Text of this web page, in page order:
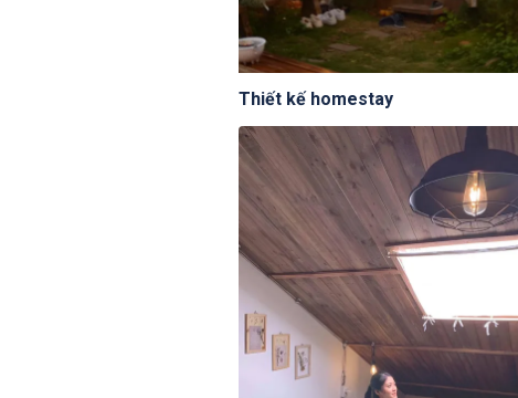
Thiết kế homestay